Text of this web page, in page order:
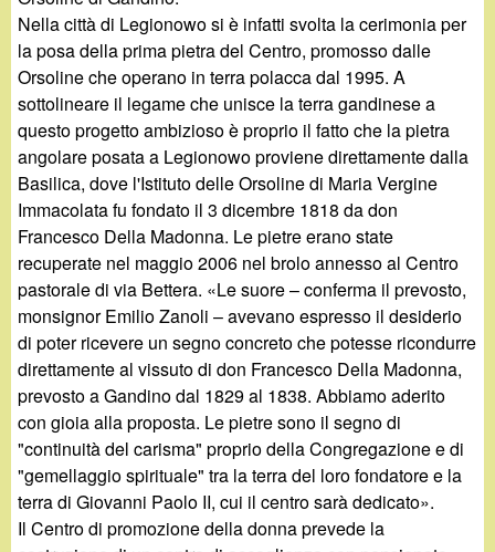
i
n
o
.
i
t
a
Nella città di Legionowo si è infatti svolta la cerimonia per
la posa della prima pietra del Centro, promosso dalle
Orsoline che operano in terra polacca dal 1995. A
sottolineare il legame che unisce la terra gandinese a
questo progetto ambizioso è proprio il fatto che la pietra
angolare posata a Legionowo proviene direttamente dalla
Basilica, dove l'Istituto delle Orsoline di Maria Vergine
Immacolata fu fondato il 3 dicembre 1818 da don
Francesco Della Madonna. Le pietre erano state
recuperate nel maggio 2006 nel brolo annesso al Centro
pastorale di via Bettera. «Le suore – conferma il prevosto,
monsignor Emilio Zanoli – avevano espresso il desiderio
di poter ricevere un segno concreto che potesse ricondurre
direttamente al vissuto di don Francesco Della Madonna,
prevosto a Gandino dal 1829 al 1838. Abbiamo aderito
con gioia alla proposta. Le pietre sono il segno di
"continuità del carisma" proprio della Congregazione e di
"gemellaggio spirituale" tra la terra del loro fondatore e la
terra di Giovanni Paolo II, cui il centro sarà dedicato».
Il Centro di promozione della donna prevede la